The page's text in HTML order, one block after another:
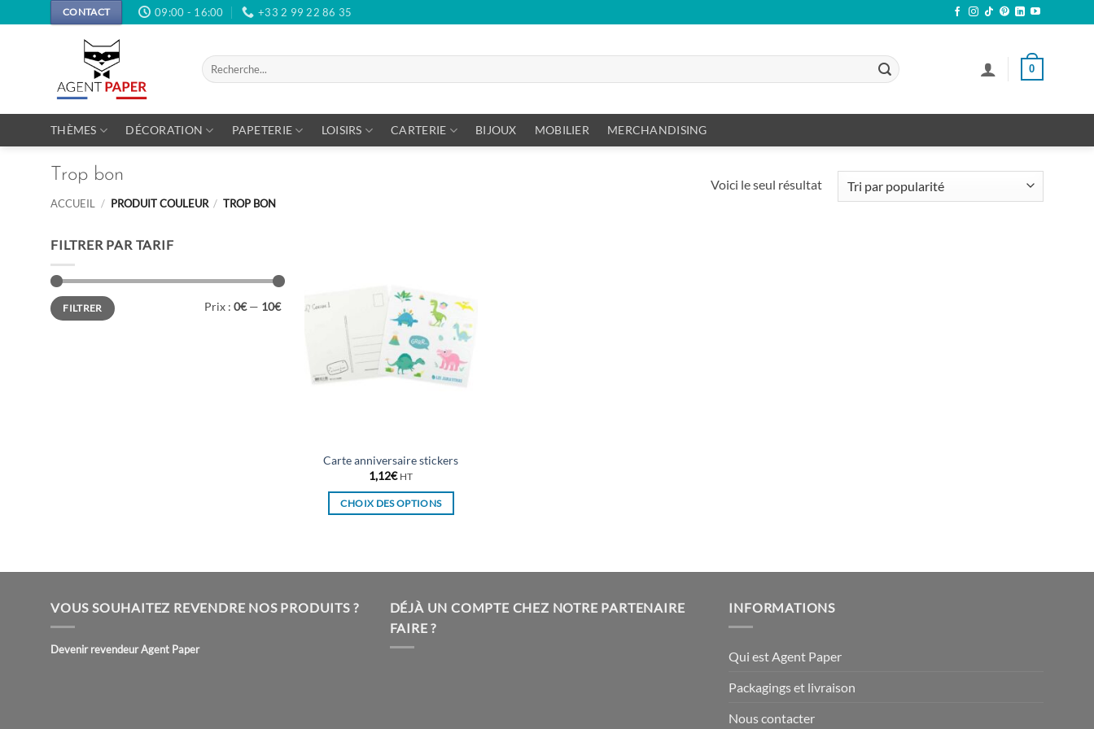
au
CONTACT 09:00 - 16:00 +33 2 99 22 86 35
Recherche
pour :
0
THÈMES DÉCORATION PAPETERIE LOISIRS CARTERIE BIJOUX MOBILIER MERCHANDISING
Trop bon
ACCUEIL / PRODUIT COULEUR / TROP BON
Voici le seul résultat
FILTRER PAR TARIF
Prix
min
Prix
maxFILTRER Prix : 0€— 10€
Carte anniversaire stickers
1,12€ HT
CHOIX DES OPTIONS
variations.
Les
options
VOUS SOUHAITEZ REVENDRE NOS PRODUITS ?
Devenir revendeur Agent Paper
DÉJÀ UN COMPTE CHEZ NOTRE PARTENAIRE
FAIRE ?
INFORMATIONS
Qui est Agent Paper
Packagings et livraison
Nous contacter